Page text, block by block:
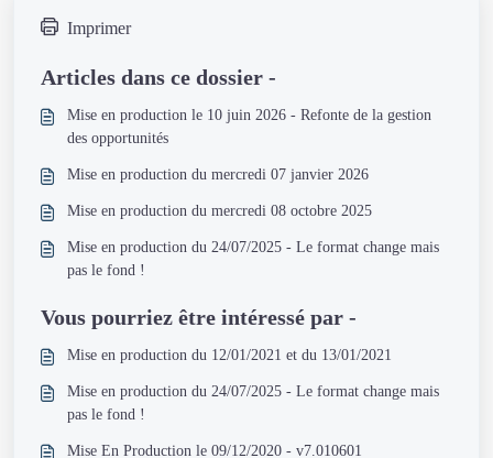
Imprimer
Articles dans ce dossier -
Mise en production le 10 juin 2026 - Refonte de la gestion
des opportunités
Mise en production du mercredi 07 janvier 2026
Mise en production du mercredi 08 octobre 2025
Mise en production du 24/07/2025 - Le format change mais
pas le fond !
Vous pourriez être intéressé par -
Mise en production du 12/01/2021 et du 13/01/2021
Mise en production du 24/07/2025 - Le format change mais
pas le fond !
Mise En Production le 09/12/2020 - v7.010601